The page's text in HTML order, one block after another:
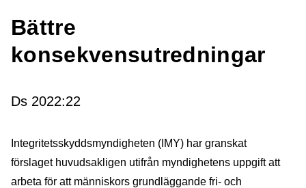
Bättre
konsekvensutredningar
Ds 2022:22
Integritetsskyddsmyndigheten (IMY) har granskat
förslaget huvudsakligen utifrån myndighetens uppgift att
arbeta för att människors grundläggande fri- och